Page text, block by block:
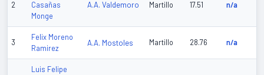
2
Casañas
Monge
A.A. Valdemoro Martillo 17.51 n/a
3
Felix Moreno
Ramirez
A.A. Mostoles Martillo 28.76 n/a
Luis Felipe